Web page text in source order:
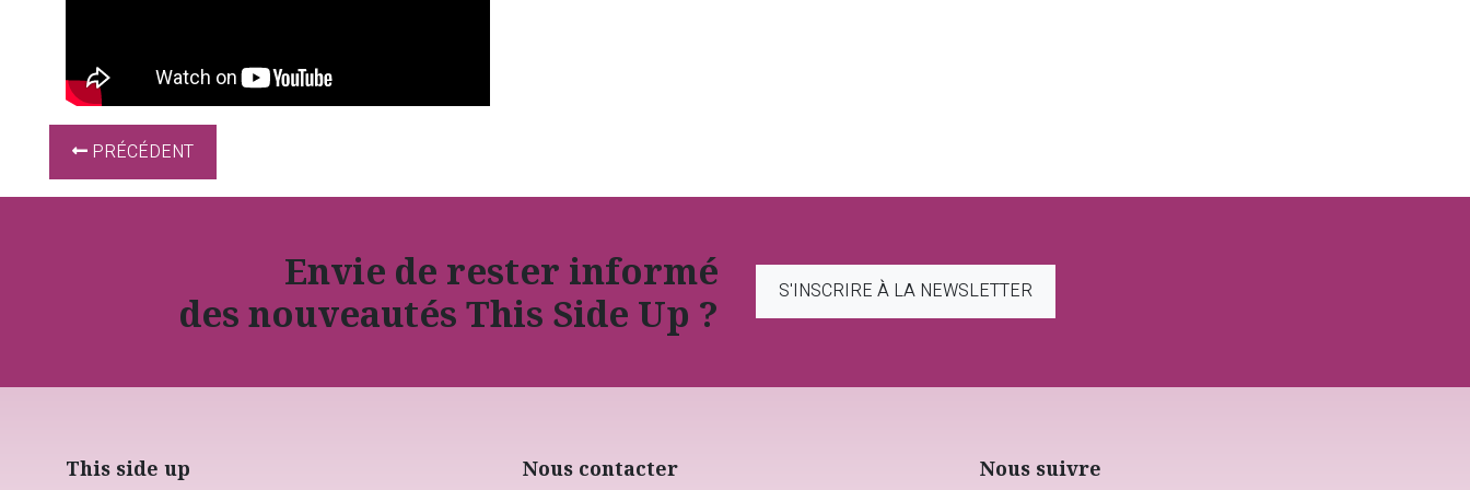
PRÉCÉDENT
Envie de rester informé
des nouveautés This Side Up ?
S'INSCRIRE À LA NEWSLETTER
This side up Nous contacter Nous suivre